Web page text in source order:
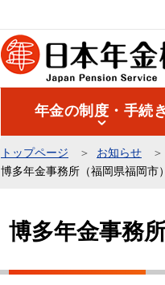
年金の制度・手続き
トップページ お知らせ
博多年金事務所（福岡県福岡市
博多年金事務